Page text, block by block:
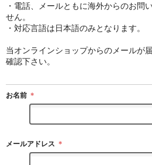
・電話、メールともに海外からのお問
せん。
・対応言語は日本語のみとなります。
当オンラインショップからのメールが
確認下さい。
お名前 ＊
メールアドレス ＊